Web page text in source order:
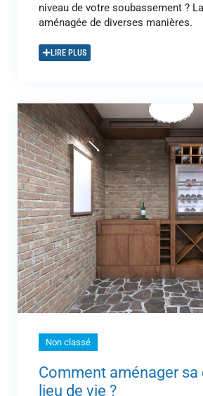
niveau de votre soubassement ?
aménagée de diverses manières.
LIRE PLUS
Non classé
Comment aménager sa
lieu de vie ?